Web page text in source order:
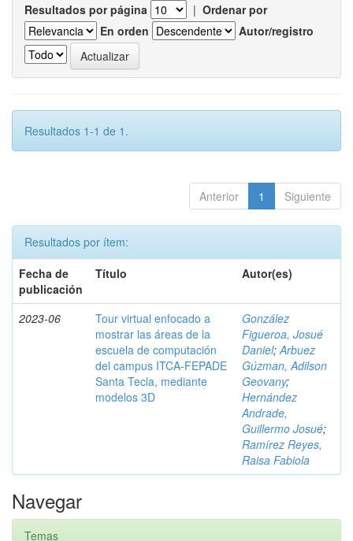
Resultados por página | Ordenar por
En orden
Autor/registro
Resultados 1-1 de 1.
Anterior 1 Siguiente
Resultados por ítem:
Fecha de
publicación
Título Autor(es)
2023-06
Tour virtual enfocado a
mostrar las áreas de la
escuela de computación
del campus ITCA-FEPADE
Santa Tecla, mediante
modelos 3D
González
Figueroa, Josué
Daniel;Arbuez
Gúzman, Adilson
Geovany;
Hernández
Andrade,
Guillermo Josué;
Ramírez Reyes,
Raisa Fabiola
Navegar
Temas